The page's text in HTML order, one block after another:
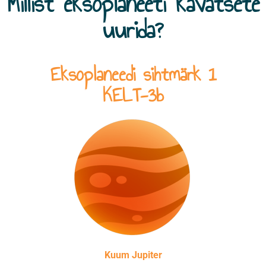
uurida?
Eksoplaneedi sihtmärk 1
KELT-3b
Kuum Jupiter